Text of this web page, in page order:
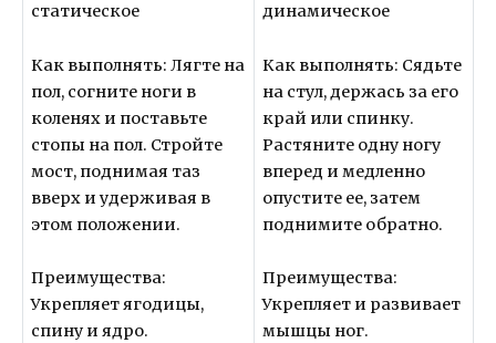
статическое
Как выполнять: Лягте на
пол, согните ноги в
коленях и поставьте
стопы на пол. Стройте
мост, поднимая таз
вверх и удерживая в
этом положении.
Преимущества:
Укрепляет ягодицы,
спину и ядро.
динамическое
Как выполнять: Сядьте
на стул, держась за его
край или спинку.
Растяните одну ногу
вперед и медленно
опустите ее, затем
поднимите обратно.
Преимущества:
Укрепляет и развивает
мышцы ног.